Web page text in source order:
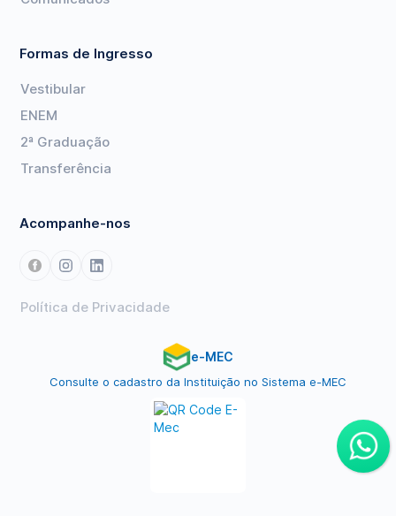
Formas de Ingresso
Vestibular
ENEM
2ª Graduação
Transferência
Acompanhe-nos
Política de Privacidade
e-MEC
Consulte o cadastro da Instituição no Sistema e-MEC